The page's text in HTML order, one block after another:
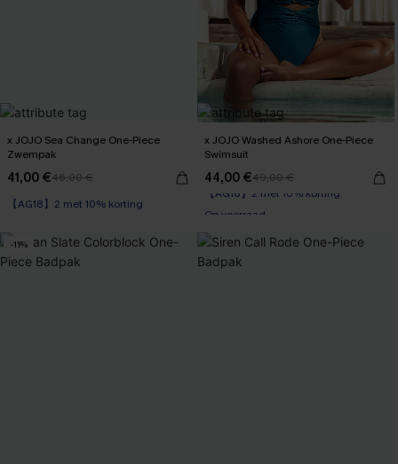
x JOJO Sea Change One-Piece
Zwempak
41,00 €46,00 €
【AG18】2 met 10% korting
x JOJO Washed Ashore One-Piece
Swimsuit
44,00 €49,00 €
【AG18】2 met 10% korting
-11%